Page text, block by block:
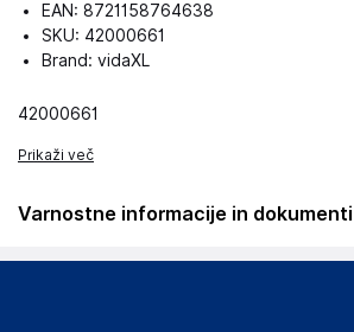
EAN: 8721158764638
SKU: 42000661
Brand: vidaXL
42000661
Prikaži več
Varnostne informacije in dokumenti
Podatki o proizvajalcu